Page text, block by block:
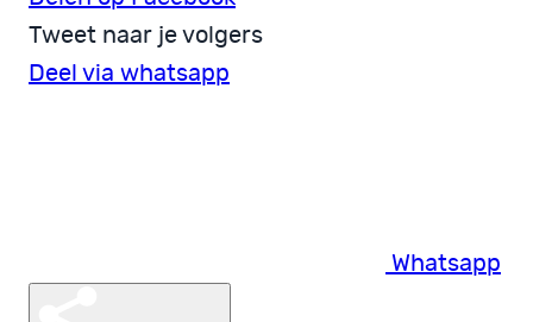
Tweet naar je volgers
Deel via whatsapp
Whatsapp